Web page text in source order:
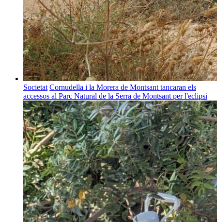
Societat Cornudella i la Morera de Montsant tancaran els
accessos al Parc Natural de la Serra de Montsant per l'eclipsi